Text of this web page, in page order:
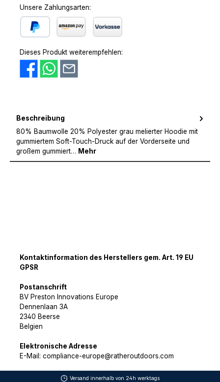
Unsere Zahlungsarten:
Dieses Produkt weiterempfehlen:
Beschreibung
80% Baumwolle 20% Polyester grau melierter Hoodie mit
gummiertem Soft-Touch-Druck auf der Vorderseite und
großem gummiert… Mehr
Kontaktinformation des Herstellers gem. Art. 19 EU
GPSR
Postanschrift
BV Preston Innovations Europe
Dennenlaan 3A
2340 Beerse
Belgien
Elektronische Adresse
E-Mail: compliance-europe@ratheroutdoors.com
Versand innerhalb von 24h werktags